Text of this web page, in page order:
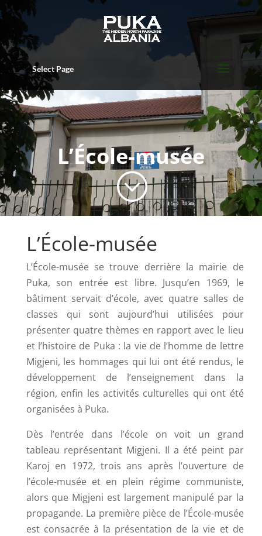
Select Page
L’École-musée
;
L’École-musée
L’École-musée se trouve derrière la mairie de
Puka, son entrée est libre. Jusqu’en 1969, le
bâtiment servait d’école, avec quatre salles de
classes qui sont aujourd’hui utilisées pour
présenter quatre thèmes en rapport avec le lieu
et l’histoire de Puka : la vie de l’homme de lettre
Migjeni, les hommages qui lui ont été rendus, le
développement de l’enseignement dans la
région, enfin les activités culturelles qui ont été
organisées à Puka.
Dès l’entrée dans l’école on voit un grand
tableau représentant Migjeni. Il a été peint par
Karoj en 1972, trois ans après l’ouverture de
l’école-musée et en plein régime communiste,
alors que Migjeni est largement manipulé par la
propagande. La première pièce de l’École-musée
est consacrée à la présentation de la vie et de